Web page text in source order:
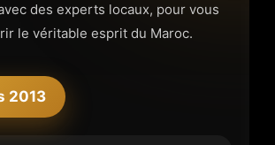
des experts locaux, pour vous
le véritable esprit du Maroc.
2013